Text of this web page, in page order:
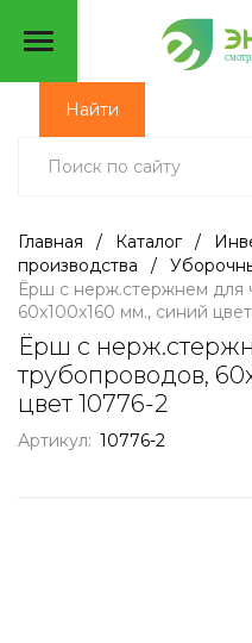
Найти
Главная / Каталог /
производства
/
Ёрш с нерж.стержнем для
60х100х160 мм., синий
Ёрш с
трубопроводов,
цвет 10776-2
Артикул: 10776-2